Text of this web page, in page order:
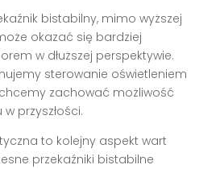
bistabilny, mimo wyższej
okazać się bardziej
w dłuższej perspektywie.
sterowanie oświetleniem
zachować możliwość
przyszłości.
to kolejny aspekt wart
przekaźniki bistabilne